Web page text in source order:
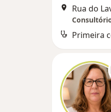
Rua do
Primeira